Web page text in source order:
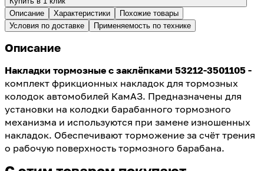
Описание
Характеристики
Похожие товары
Условия по доставке
Применяемость по технике
Описание
Накладки тормозные с заклёпками 53212-3501105 -
комплект фрикционных накладок для тормозных
колодок автомобилей КамАЗ. Предназначены для
установки на колодки барабанного тормозного
механизма и используются при замене изношенных
накладок. Обеспечивают торможение за счёт трения
о рабочую поверхность тормозного барабана.